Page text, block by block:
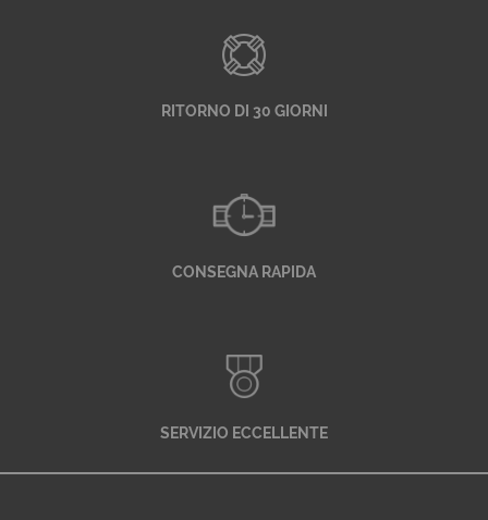
RITORNO DI 30 GIORNI
CONSEGNA RAPIDA
SERVIZIO ECCELLENTE